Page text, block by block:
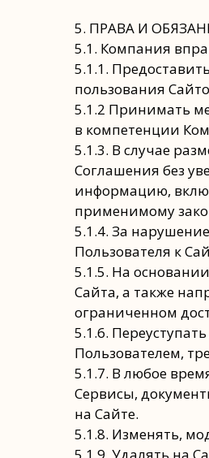
5. ПРАВА И
5.1. Компания
5.1.1.
пользования
5.1.2 Принимать
в компетенции
5.1.3. В случае
Соглашения без
информацию,
применимому
5.1.4. За
Пользователя к
5.1.5. На
Сайта, а также
ограниченном
5.1.6.
Пользователем,
5.1.7. В любое
Сервисы,
на Сайте.
5.1.8. Изменять,